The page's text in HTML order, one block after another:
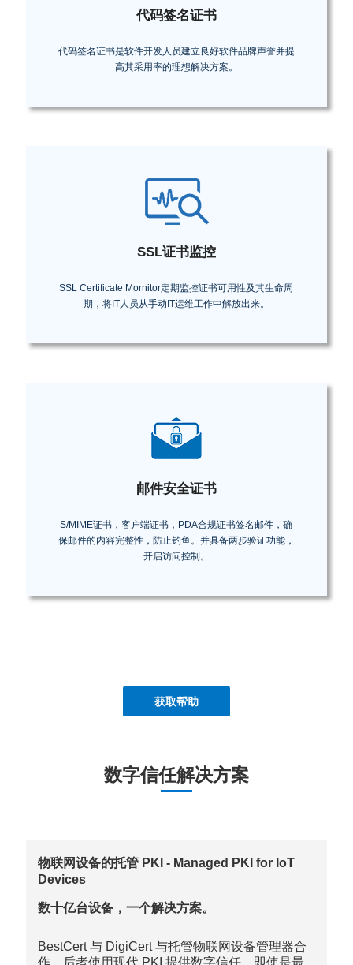
代码签名证书
代码签名证书是软件开发人员建立良好软件品牌声誉并提
高其采用率的理想解决方案。
SSL证书监控
SSL Certificate Mornitor定期监控证书可用性及其生命周
期，将IT人员从手动IT运维工作中解放出来。
邮件安全证书
S/MIME证书，客户端证书，PDA合规证书签名邮件，确
保邮件的内容完整性，防止钓鱼。并具备两步验证功能，
开启访问控制。
获取帮助
数字信任解决方案
物联网设备的托管 PKI - Managed PKI for IoT
Devices
数十亿台设备，一个解决方案。
BestCert 与 DigiCert 与托管物联网设备管理器合
作，后者使用现代 PKI 提供数字信任，即使是最